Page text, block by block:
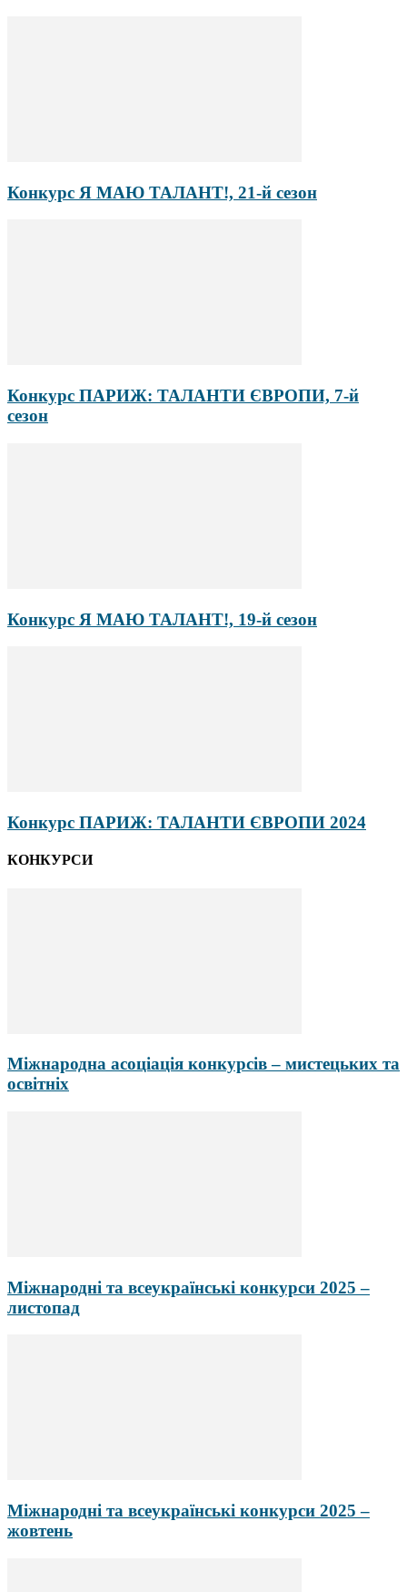
Конкурс Я МАЮ ТАЛАНТ!, 21-й сезон
Конкурс ПАРИЖ: ТАЛАНТИ ЄВРОПИ, 7-й
сезон
Конкурс Я МАЮ ТАЛАНТ!, 19-й сезон
Конкурс ПАРИЖ: ТАЛАНТИ ЄВРОПИ 2024
КОНКУРСИ
Міжнародна асоціація конкурсів – мистецьких та
освітніх
Міжнародні та всеукраїнські конкурси 2025 –
листопад
Міжнародні та всеукраїнські конкурси 2025 –
жовтень